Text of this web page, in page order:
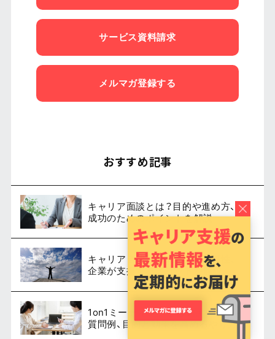
サービス資料請求
メルマガ登録する
おすすめ記事
キャリア面談とは？目的や進め方、
成功のためのポイントを解説
キャリア自律とは？定義や必要性、
企業が支援するメリットを解説
1on1ミーティングとは？話すことや
質問例、目的と効果を高めるやり方